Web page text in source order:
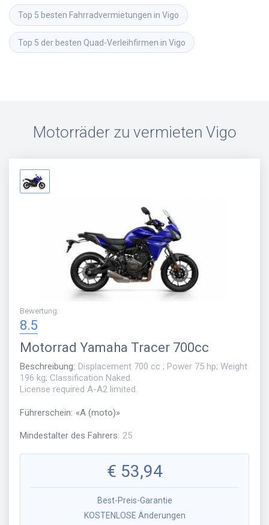
Top 5 besten Fahrradvermietungen in Vigo
Top 5 der besten Quad-Verleihfirmen in Vigo
Motorräder zu vermieten Vigo
Bewertung:
8.5
Motorrad Yamaha Tracer 700cc
Beschreibung: Displacement 700 cc ; Power 75 hp; Weight
196 kg; Classification Naked.
License required A-A2 limited.
Führerschein: «A (moto)»
Mindestalter des Fahrers: 25
€ 53,94
Best-Preis-Garantie
KOSTENLOSE Änderungen